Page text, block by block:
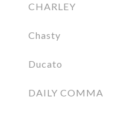
CHARLEY
Chasty
Ducato
DAILY COMMA